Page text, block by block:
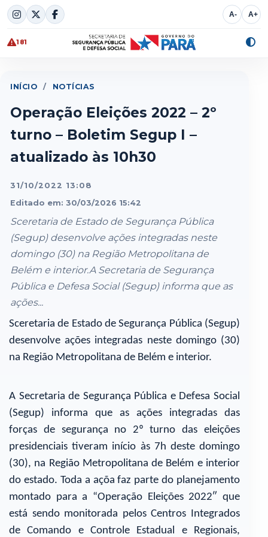
Skip
to
content
A- A+
181
INÍCIO / NOTÍCIAS
Operação Eleições 2022 – 2º
turno – Boletim Segup I –
atualizado às 10h30
31/10/2022 13:08
Editado em: 30/03/2026 15:42
Sceretaria de Estado de Segurança Pública
(Segup) desenvolve ações integradas neste
domingo (30) na Região Metropolitana de
Belém e interior.A Secretaria de Segurança
Pública e Defesa Social (Segup) informa que as
ações...
Sceretaria de Estado de Segurança Pública (Segup)
desenvolve ações integradas neste domingo (30)
na Região Metropolitana de Belém e interior.
A Secretaria de Segurança Pública e Defesa Social
(Segup) informa que as ações integradas das
forças de segurança no 2º turno das eleições
presidenciais tiveram início às 7h deste domingo
(30), na Região Metropolitana de Belém e interior
do estado. Toda a açõa faz parte do planejamento
montado para a “Operação Eleições 2022″ que
está sendo monitorada pelos Centros Integrados
de Comando e Controle Estadual e Regionais,